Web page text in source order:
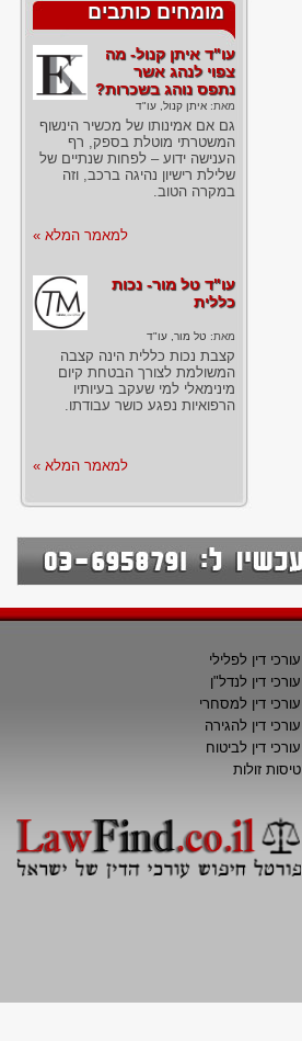
מומחים כותבים
עו"ד איתן קנול- מה
צפוי לנהג אשר
נתפס נוהג בשכרות?
מאת: איתן קנול, עו"ד
גם אם אמינותו של מכשיר הינשוף
המשטרתי מוטלת בספק, רף
הענישה ידוע – לפחות שנתיים של
שלילת רישיון נהיגה ברכב, וזה
במקרה הטוב.
למאמר המלא »
עו"ד טל מור- נכות
כללית
מאת: טל מור, עו"ד
קצבת נכות כללית הינה קצבה
המשולמת לצורך הבטחת קיום
מינימאלי למי שעקב בעיותיו
הרפואיות נפגע כושר עבודתו.
למאמר המלא »
עורכי דין לפלילי
עורכי דין לנדל"ן
עורכי דין למסחרי
עורכי דין להגירה
עורכי דין לביטוח
טיסות זולות